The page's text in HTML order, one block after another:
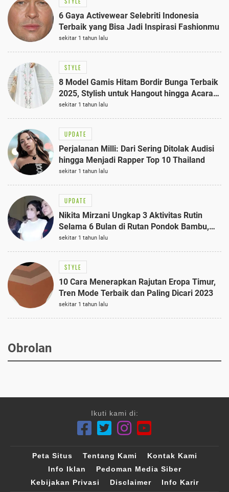
6 Gaya Activewear Selebriti Indonesia
Terbaik yang Bisa Jadi Inspirasi Fashionmu
sekitar 1 tahun lalu
STYLE
8 Model Gamis Hitam Bordir Bunga Terbaik
2025, Stylish untuk Hangout hingga Acara
Semi-Formal
sekitar 1 tahun lalu
UPDATE
Perjalanan Milli: Dari Sering Ditolak Audisi
hingga Menjadi Rapper Top 10 Thailand
sekitar 1 tahun lalu
UPDATE
Nikita Mirzani Ungkap 3 Aktivitas Rutin
Selama 6 Bulan di Rutan Pondok Bambu,
Terungkap!
sekitar 1 tahun lalu
STYLE
10 Cara Menerapkan Rajutan Eropa Timur,
Tren Mode Terbaik dan Paling Dicari 2023
sekitar 1 tahun lalu
Obrolan
Ikuti kami di:
Peta Situs Tentang Kami
Kontak Kami
Info Iklan
Pedoman Media Siber
Kebijakan Privasi
Disclaimer Info Karir